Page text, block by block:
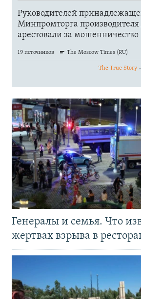
Генералы и семья. Что
жертвах взрыва в